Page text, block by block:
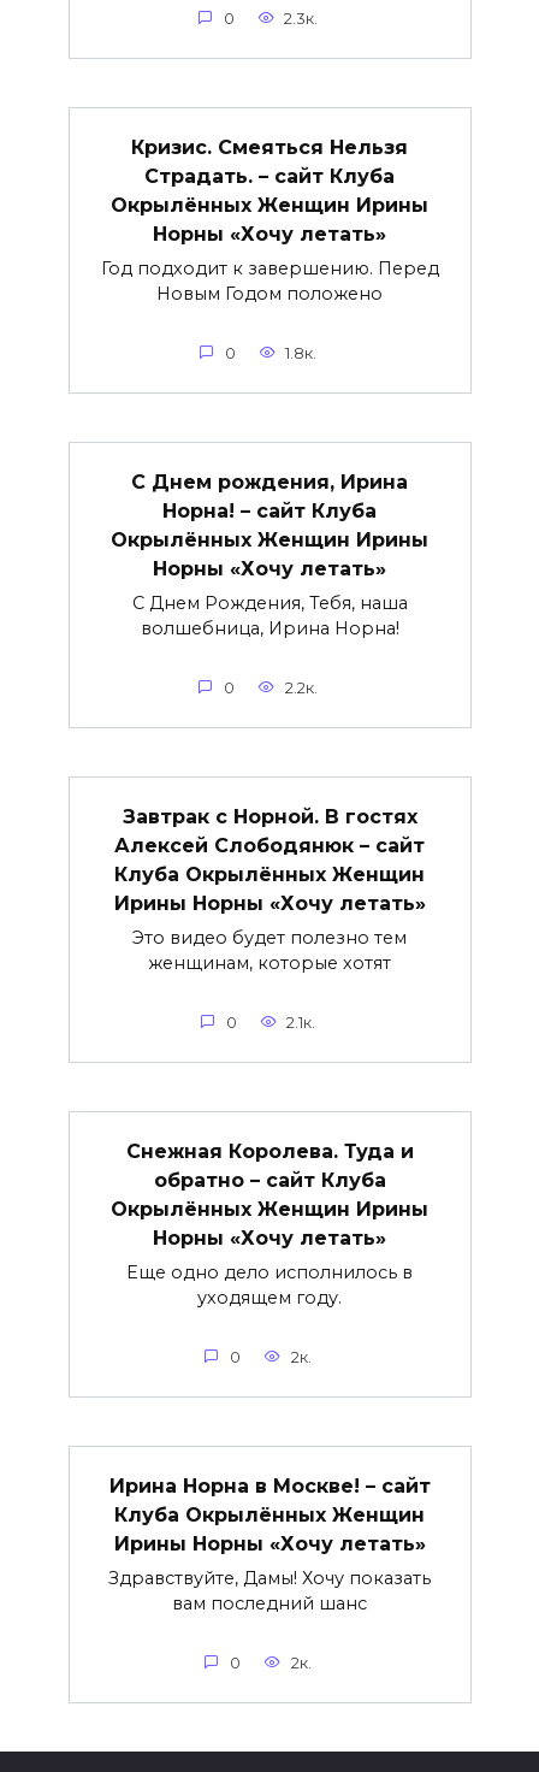
0 2.3к.
Кризис. Смеяться Нельзя
Страдать. – сайт Клуба
Окрылённых Женщин Ирины
Норны «Хочу летать»
Год подходит к завершению. Перед
Новым Годом положено
0 1.8к.
С Днем рождения, Ирина
Норна! – сайт Клуба
Окрылённых Женщин Ирины
Норны «Хочу летать»
С Днем Рождения, Тебя, наша
волшебница, Ирина Норна!
0 2.2к.
Завтрак с Норной. В гостях
Алексей Слободянюк – сайт
Клуба Окрылённых Женщин
Ирины Норны «Хочу летать»
Это видео будет полезно тем
женщинам, которые хотят
0 2.1к.
Снежная Королева. Туда и
обратно – сайт Клуба
Окрылённых Женщин Ирины
Норны «Хочу летать»
Еще одно дело исполнилось в
уходящем году.
0 2к.
Ирина Норна в Москве! – сайт
Клуба Окрылённых Женщин
Ирины Норны «Хочу летать»
Здравствуйте, Дамы! Хочу показать
вам последний шанс
0 2к.